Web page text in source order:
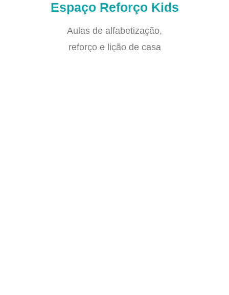
Espaço Reforço Kids
Aulas de alfabetização,
reforço e lição de casa